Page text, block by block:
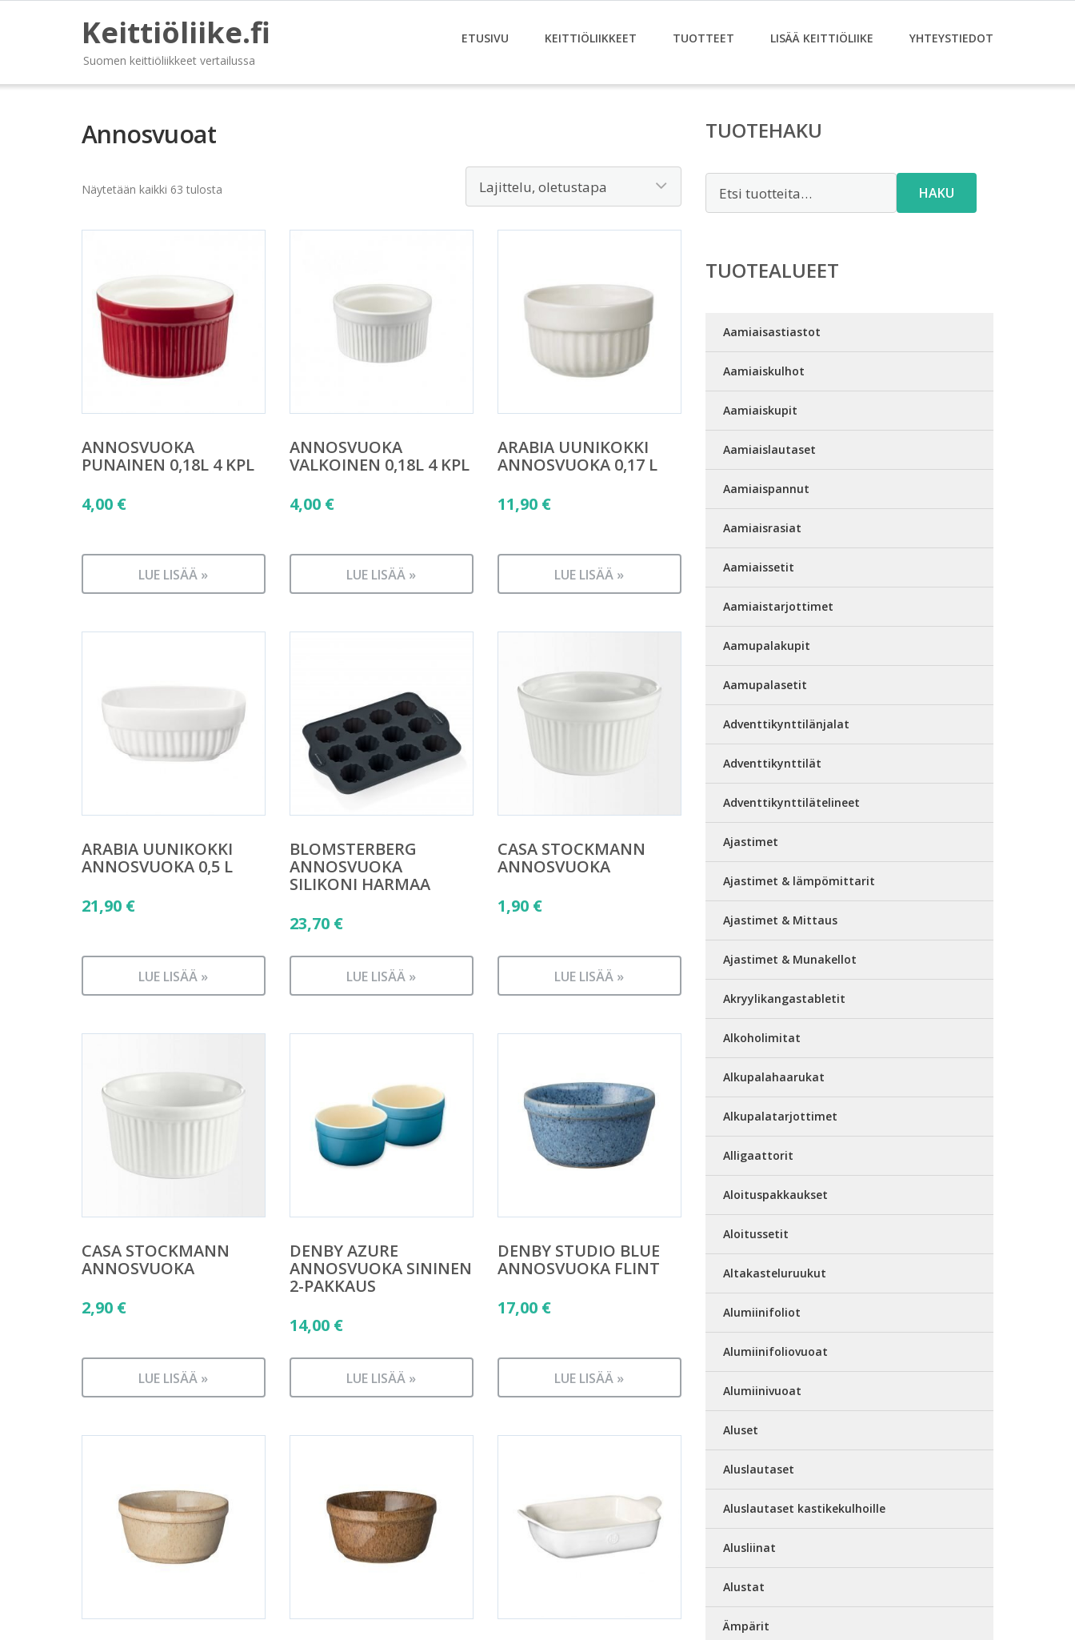
Keittiöliike.fi
Suomen keittiöliikkeet vertailussa
ETUSIVU KEITTIÖLIIKKEET TUOTTEET LISÄÄ KEITTIÖLIIKE YHTEYSTIEDOT
Annosvuoat
Näytetään kaikki 63 tulosta
ANNOSVUOKA
PUNAINEN 0,18L 4 KPL
4,00 €
LUE LISÄÄ »
ANNOSVUOKA
VALKOINEN 0,18L 4 KPL
4,00 €
LUE LISÄÄ »
ARABIA UUNIKOKKI
ANNOSVUOKA 0,17 L
11,90 €
LUE LISÄÄ »
ARABIA UUNIKOKKI
ANNOSVUOKA 0,5 L
21,90 €
LUE LISÄÄ »
BLOMSTERBERG
ANNOSVUOKA
SILIKONI HARMAA
23,70 €
LUE LISÄÄ »
CASA STOCKMANN
ANNOSVUOKA
1,90 €
LUE LISÄÄ »
CASA STOCKMANN
ANNOSVUOKA
2,90 €
LUE LISÄÄ »
DENBY AZURE
ANNOSVUOKA SININEN
2-PAKKAUS
14,00 €
LUE LISÄÄ »
DENBY STUDIO BLUE
ANNOSVUOKA FLINT
17,00 €
LUE LISÄÄ »
TUOTEHAKU
HAKU
TUOTEALUEET
Aamiaisastiastot
Aamiaiskulhot
Aamiaiskupit
Aamiaislautaset
Aamiaispannut
Aamiaisrasiat
Aamiaissetit
Aamiaistarjottimet
Aamupalakupit
Aamupalasetit
Adventtikynttilänjalat
Adventtikynttilät
Adventtikynttilätelineet
Ajastimet
Ajastimet & lämpömittarit
Ajastimet & Mittaus
Ajastimet & Munakellot
Akryylikangastabletit
Alkoholimitat
Alkupalahaarukat
Alkupalatarjottimet
Alligaattorit
Aloituspakkaukset
Aloitussetit
Altakasteluruukut
Alumiinifoliot
Alumiinifoliovuoat
Alumiinivuoat
Aluset
Aluslautaset
Aluslautaset kastikekulhoille
Alusliinat
Alustat
Ämpärit